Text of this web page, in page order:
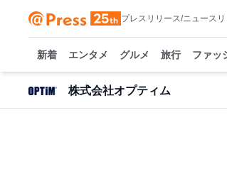
プレスリリース/ニュース
新着 エンタメ グルメ 旅行 ファッ
株式会社オプティム